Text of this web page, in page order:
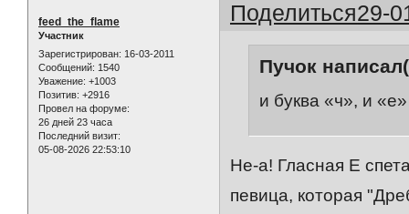
Поделиться29-
feed_the_flame
Участник
Зарегистрирован: 16-03-2011
Сообщений: 1540
Уважение: +1003
Позитив: +2916
Провел на форуме:
26 дней 23 часа
Последний визит:
05-08-2026 22:53:10
Пучок
и буква «ч», и
Не-а! Гласная Е
певица, которая